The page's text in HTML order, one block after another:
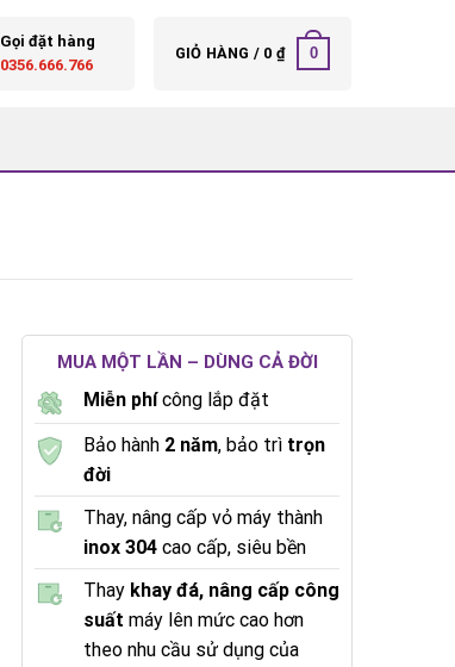
Gọi đặt hàng
0356.666.766
GIỎ HÀNG / 0 ₫ 0
MUA MỘT LẦN – DÙNG CẢ ĐỜI
Miễn phícông lắp đặt
Bảo hành 2 năm, bảo trì trọn
đời
Thay, nâng cấp vỏ máy thành
inox 304cao cấp, siêu bền
Thay khay đá, nâng cấp công
suất máy lên mức cao hơn
theo nhu cầu sử dụng của